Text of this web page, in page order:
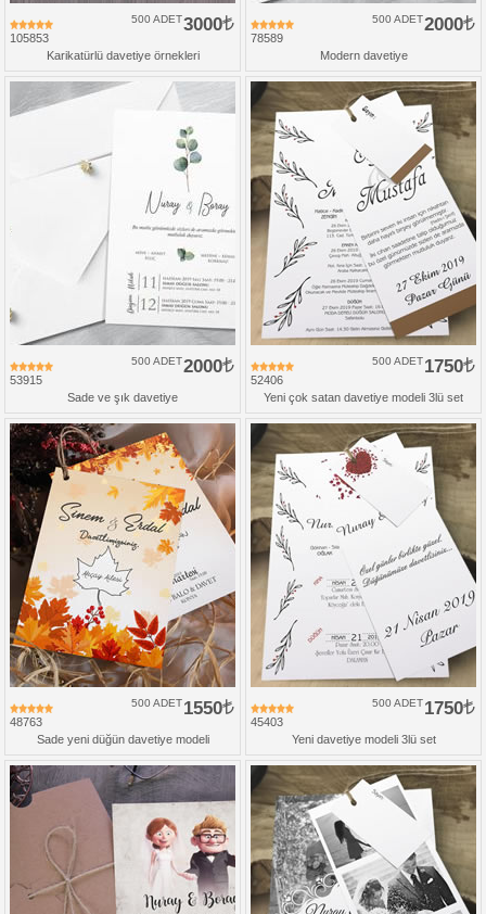
105853
3000
500 ADET
Karikatürlü davetiye örnekleri
78589
2000
500 ADET
Modern davetiye
53915
2000
500 ADET
Sade ve şık davetiye
52406
1750
500 ADET
Yeni çok satan davetiye modeli 3lü set
48763
1550
500 ADET
Sade yeni düğün davetiye modeli
45403
1750
500 ADET
Yeni davetiye modeli 3lü set